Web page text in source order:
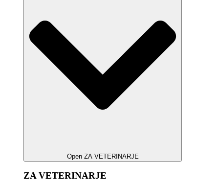
Open ZA VETERINARJE
ZA VETERINARJE